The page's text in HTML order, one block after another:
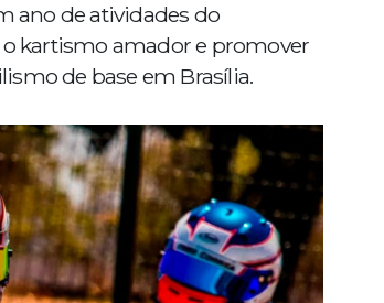
ano de atividades do
kartismo amador e promover
de base em Brasília.